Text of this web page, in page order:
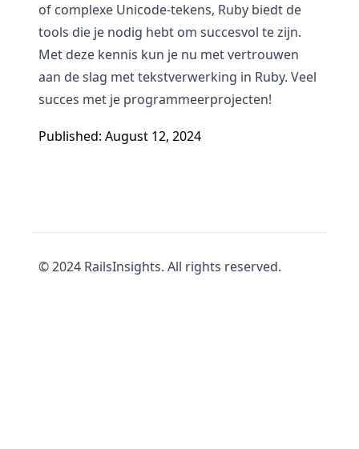
of complexe Unicode-tekens, Ruby biedt de
tools die je nodig hebt om succesvol te zijn.
Met deze kennis kun je nu met vertrouwen
aan de slag met tekstverwerking in Ruby. Veel
succes met je programmeerprojecten!
Published: August 12, 2024
© 2024 RailsInsights. All rights reserved.